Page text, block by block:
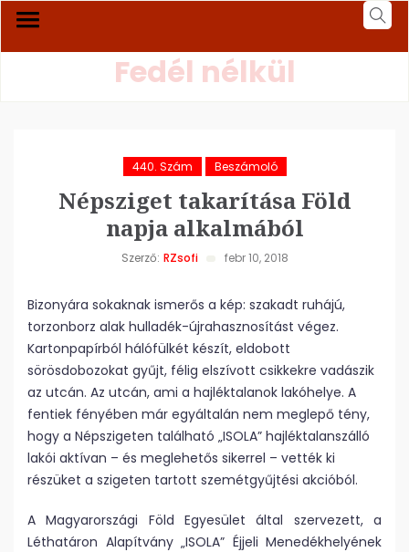
Fedél nélkül
440. Szám Beszámoló
Népsziget takarítása Föld
napja alkalmából
Szerző: RZsofi febr 10, 2018
Bizonyára sokaknak ismerős a kép: szakadt ruhájú,
torzonborz alak hulladék-újrahasznosítást végez.
Kartonpapírból hálófülkét készít, eldobott
sörösdobozokat gyűjt, félig elszívott csikkekre vadászik
az utcán. Az utcán, ami a hajléktalanok lakóhelye. A
fentiek fényében már egyáltalán nem meglepő tény,
hogy a Népszigeten található „ISOLA” hajléktalanszálló
lakói aktívan – és meglehetős sikerrel – vették ki
részüket a szigeten tartott szemétgyűjtési akcióból.
A Magyarországi Föld Egyesület által szervezett, a
Léthatáron Alapítvány „ISOLA” Éjjeli Menedékhelyének